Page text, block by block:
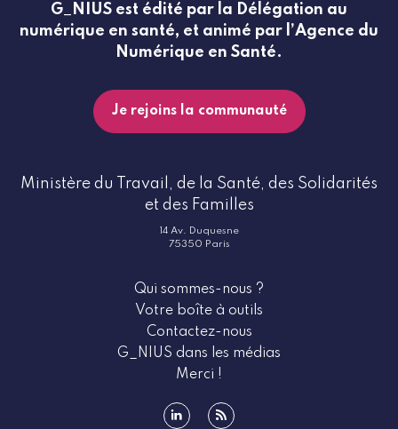
G_NIUS est édité par la Délégation au
numérique en santé, et animé par l’Agence du
Numérique en Santé.
Je rejoins la communauté
Ministère du Travail, de la Santé, des Solidarités
et des Familles
14 Av. Duquesne
75350 Paris
Qui sommes-nous ?
Votre boîte à outils
Contactez-nous
G_NIUS dans les médias
Merci !